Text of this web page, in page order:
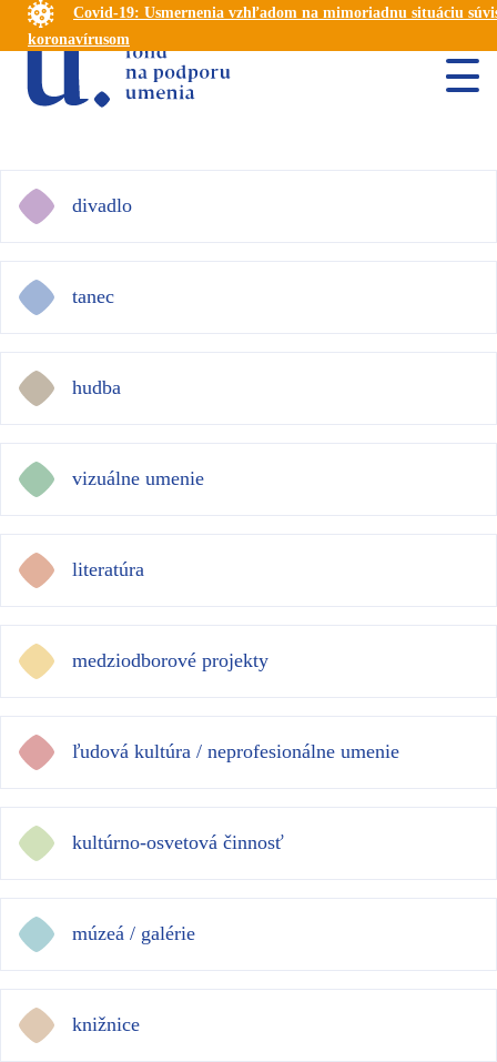
Covid-19: Usmernenia vzhľadom na mimoriadnu situáciu
koronavírusom
divadlo
tanec
hudba
vizuálne umenie
literatúra
medziodborové projekty
ľudová kultúra / neprofesionálne umenie
kultúrno-osvetová činnosť
múzeá / galérie
knižnice